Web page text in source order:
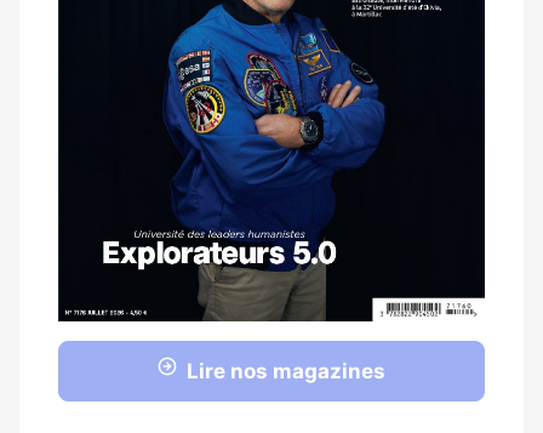
Lire nos magazines